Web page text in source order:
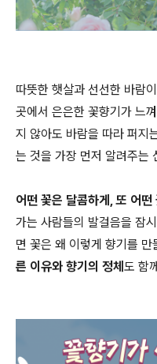
따뜻한 햇살과 선선한 바람
곳에서 은은한 꽃향기가 느
지 않아도 바람을 따라 퍼지
는 것을 가장 먼저 알려주는
어떤 꽃은 달콤하게, 또 어
가는 사람들의 발걸음을 잠
면 꽃은 왜 이렇게 향기를 만
른 이유와 향기의 정체 도 함